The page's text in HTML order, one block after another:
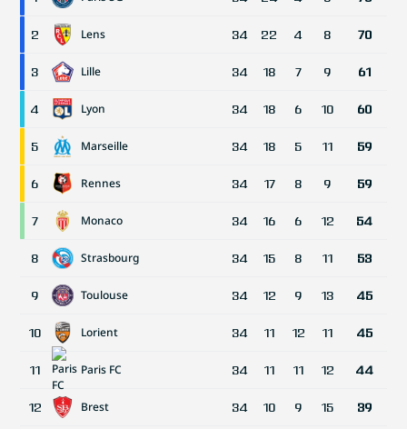
2 Lens 34 22 4 8 70
3 Lille 34 18 7 9 61
4 Lyon 34 18 6 10 60
5 Marseille 34 18 5 11 59
6 Rennes 34 17 8 9 59
7 Monaco 34 16 6 12 54
8 Strasbourg 34 15 8 11 53
9 Toulouse 34 12 9 13 45
10 Lorient 34 11 12 11 45
11 Paris FC 34 11 11 12 44
12 Brest 34 10 9 15 39